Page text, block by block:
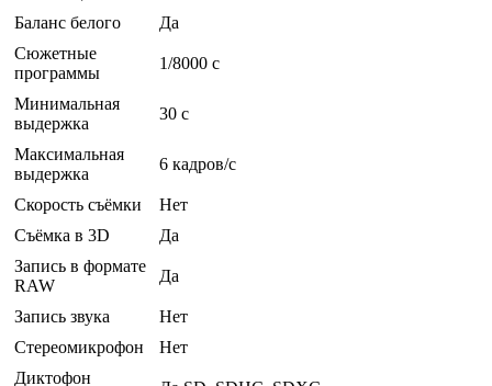
Баланс белого
Да
Сюжетные
программы
1/8000 c
Минимальная
выдержка
30 c
Максимальная
выдержка
6 кадров/с
Скорость съёмки
Нет
Съёмка в 3D
Да
Запись в формате
RAW
Да
Запись звука
Нет
Стереомикрофон
Нет
Диктофон